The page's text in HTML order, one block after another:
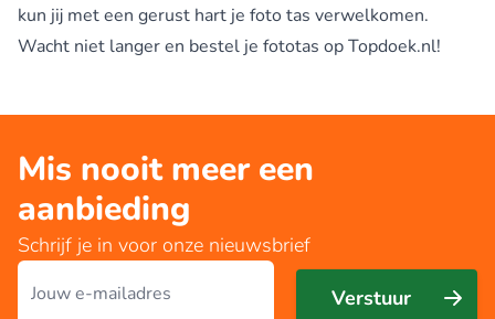
kun jij met een gerust hart je foto tas verwelkomen.
Wacht niet langer en bestel je fototas op Topdoek.nl!
Mis nooit meer een
aanbieding
Schrijf je in voor onze nieuwsbrief
E-mailadres
Verstuur